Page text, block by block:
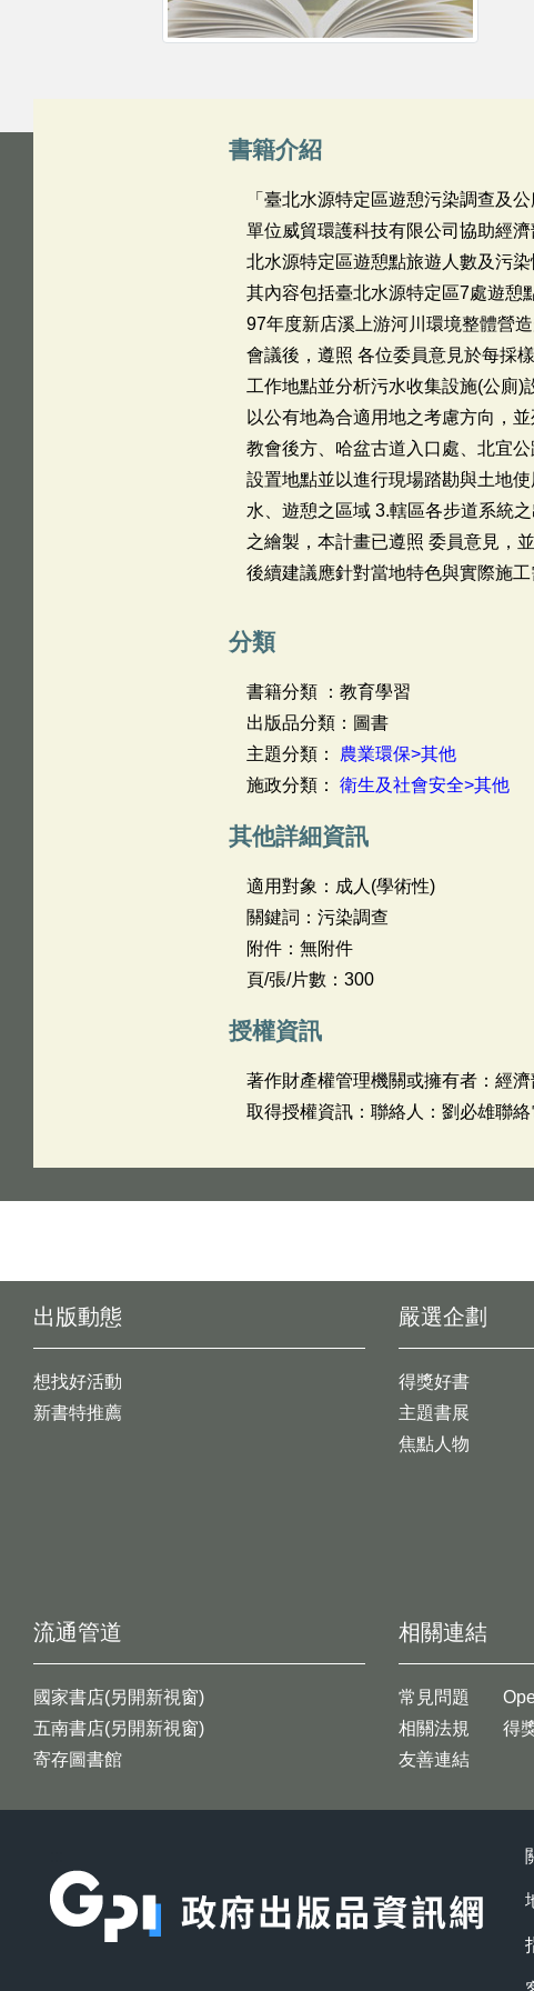
書籍介紹
「臺北水源特定區遊憩污染調查及
單位威貿環護科技有限公司協助經
北水源特定區遊憩點旅遊人數及污
其內容包括臺北水源特定區7處遊憩
97年度新店溪上游河川環境整體營
會議後，遵照 各位委員意見於每採
工作地點並分析污水收集設施(公廁
以公有地為合適用地之考慮方向，
教會後方、哈盆古道入口處、北宜
設置地點並以進行現場踏勘與土地
水、遊憩之區域 3.轄區各步道系統
之繪製，本計畫已遵照 委員意見，
後續建議應針對當地特色與實際施
分類
書籍分類 ：教育學習
出版品分類：圖書
主題分類： 農業環保>其他
施政分類： 衛生及社會安全>其他
其他詳細資訊
適用對象：成人(學術性)
關鍵詞：污染調查
附件：無附件
頁/張/片數：300
授權資訊
著作財產權管理機關或擁有者：經
取得授權資訊：聯絡人：劉必雄聯
出版動態
想找好活動
新書特推薦
嚴選企劃
得獎好書
主題書展
焦點人物
流通管道
國家書店(另開新視窗)
五南書店(另開新視窗)
寄存圖書館
相關連結
常見問題
相關法規
友善連結
得